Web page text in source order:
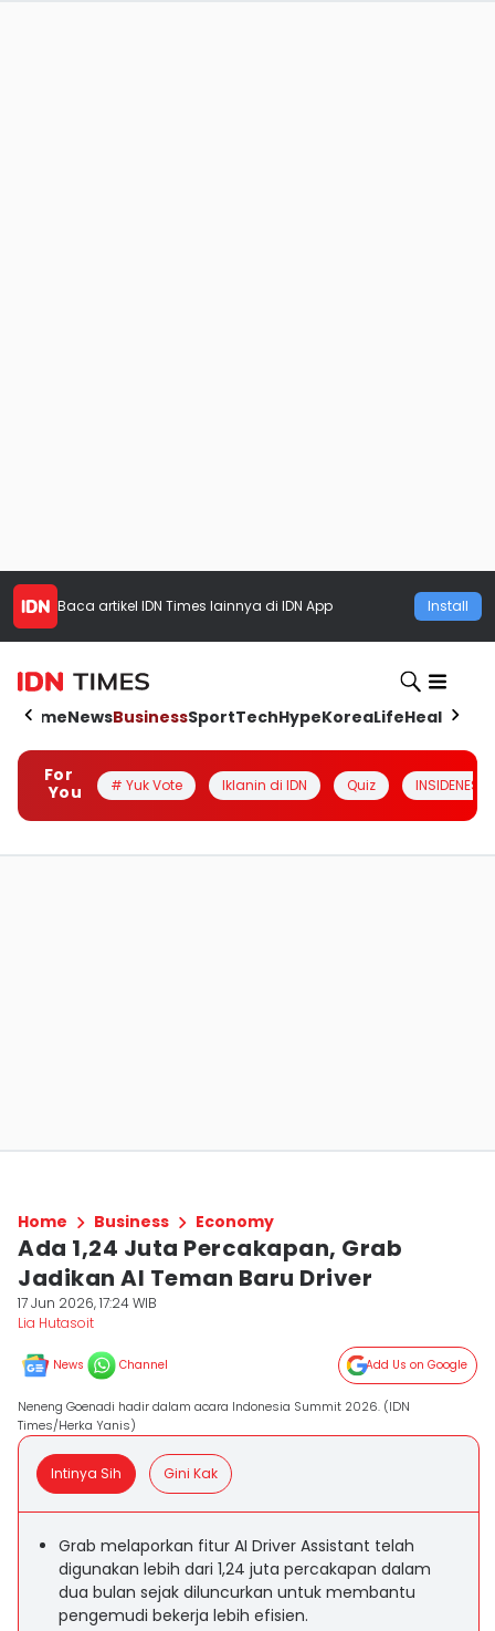
Baca artikel IDN Times lainnya di IDN App Install
HomeNewsBusinessSportTechHypeKoreaLifeHealth
For
You
# Yuk Vote Iklanin di IDN Quiz INSIDENESIA
Home Business Economy
Ada 1,24 Juta Percakapan, Grab
Jadikan AI Teman Baru Driver
17 Jun 2026, 17:24 WIB
Lia Hutasoit
News Channel Add Us on Google
Neneng Goenadi hadir dalam acara Indonesia Summit 2026. (IDN
Times/Herka Yanis)
Intinya Sih Gini Kak
Grab melaporkan fitur AI Driver Assistant telah
digunakan lebih dari 1,24 juta percakapan dalam
dua bulan sejak diluncurkan untuk membantu
pengemudi bekerja lebih efisien.